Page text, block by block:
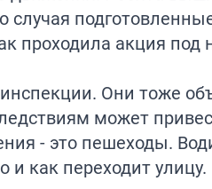
случая
проходила акция
Они тоже
может
- это пешеходы.
как переходит улицу.